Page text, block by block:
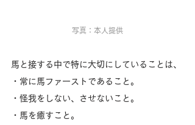
写真：本人提供
馬と接する中で特に大切にしていることは、
・常に馬ファーストであること。
・怪我をしない、させないこと。
・馬を癒すこと。